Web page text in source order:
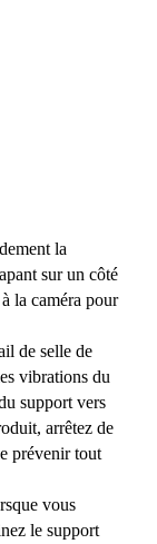
la
sur un côté
la caméra pour
de selle de
vibrations du
support vers
arrêtez de
prévenir tout
vous
le support